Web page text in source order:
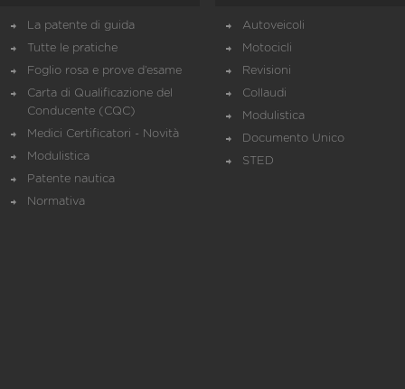
La patente di guida
Tutte le pratiche
Foglio rosa e prove d’esame
Carta di Qualificazione del
Conducente (CQC)
Medici Certificatori - Novità
Modulistica
Patente nautica
Normativa
Autoveicoli
Motocicli
Revisioni
Collaudi
Modulistica
Documento Unico
STED